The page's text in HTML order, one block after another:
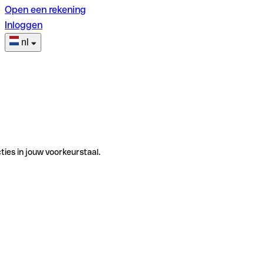
Open een rekening
Inloggen
nl
in jouw voorkeurstaal.